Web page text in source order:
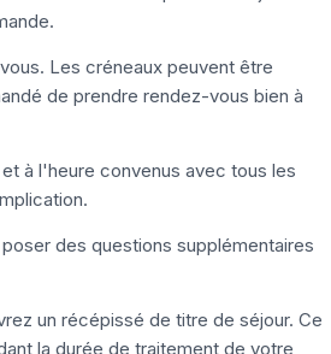
Les créneaux peuvent être
de prendre rendez-vous bien à
à l'heure convenus avec tous les
des questions supplémentaires
un récépissé de titre de séjour. Ce
la durée de traitement de votre